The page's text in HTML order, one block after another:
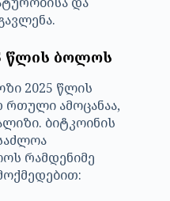
წლის ბოლოს
2025 წლის
ამოცანაა,
ბიტკოინის
რამდენიმე